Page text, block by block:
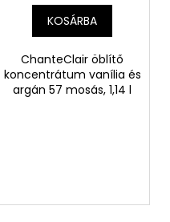
KOSÁRBA
ChanteClair öblítő
koncentrátum vanília és
argán 57 mosás, 1,14 l